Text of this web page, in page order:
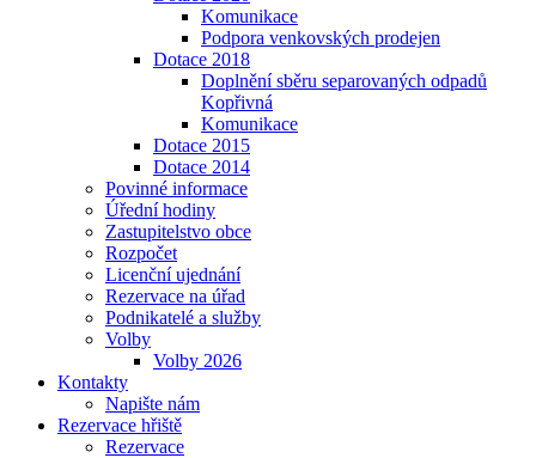
Komunikace
Podpora venkovských prodejen
Dotace 2018
Doplnění sběru separovaných odpadů
Kopřivná
Komunikace
Dotace 2015
Dotace 2014
Povinné informace
Úřední hodiny
Zastupitelstvo obce
Rozpočet
Licenční ujednání
Rezervace na úřad
Podnikatelé a služby
Volby
Volby 2026
Kontakty
Napište nám
Rezervace hřiště
Rezervace